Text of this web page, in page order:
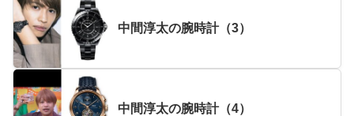
中間淳太の腕時計（3）
中間淳太の腕時計（4）